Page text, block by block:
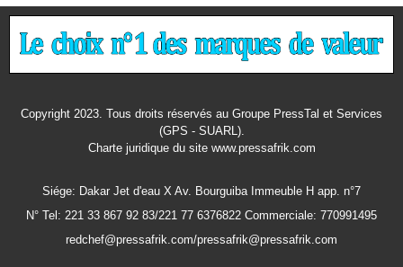
Copyright 2023. Tous droits réservés au Groupe PressTal et Services
(GPS - SUARL).
Charte juridiquedu site www.pressafrik.com
Siége: Dakar Jet d'eau X Av. Bourguiba Immeuble H app. n°7
N° Tel: 221 33 867 92 83/221 77 6376822 Commerciale: 770991495
redchef@pressafrik.com/pressafrik@pressafrik.com